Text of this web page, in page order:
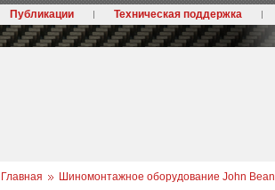
Публикации Техническая поддержка
Главная Шиномонтажное оборудование John Bean